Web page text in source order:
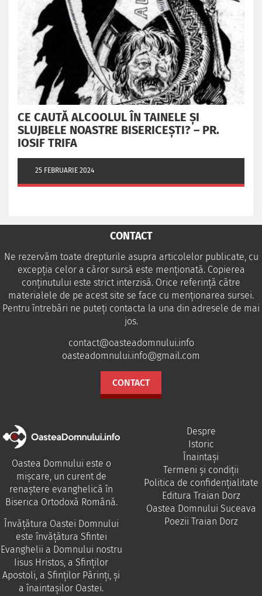
CE CAUTĂ ALCOOLUL ÎN TAINELE ŞI
SLUJBELE NOASTRE BISERICEŞTI? – PR.
IOSIF TRIFA
25 FEBRUARIE 2024
CONTACT
Ne rezervăm toate drepturile asupra articolelor publicate, cu
excepția celor a căror sursă este menționată. Copierea
conținutului este strict interzisă. Orice referință către
materialele de pe acest site se face cu menționarea sursei.
Pentru întrebări ne puteţi contacta la una din adresele de mai
jos.
contact@oasteadomnului.info
oasteadomnului.info@gmail.com
CONTACT
Oastea Domnului este o
mișcare, un curent de
renaștere evanghelică în
Biserica Ortodoxă Română.
Învăţătura Oastei Domnului
este învăţătura Sfintei
Evanghelii a Domnului nostru
Iisus Hristos, a Sfinţilor
Apostoli, a Sfinţilor Părinţi, şi
a înaintaşilor Oastei.
Despre
Istoric
Înaintași
Termeni și condiții
Politica de confidențialitate
Editura Traian Dorz
Oastea Domnului Suceava
Poezii Traian Dorz